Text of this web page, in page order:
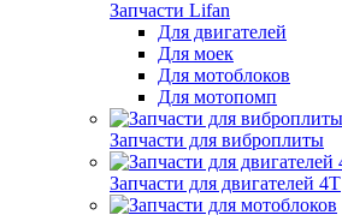
Запчасти Lifan
Для двигателей
Для моек
Для мотоблоков
Для мотопомп
Запчасти для виброплиты
Запчасти для двигателей 4Т